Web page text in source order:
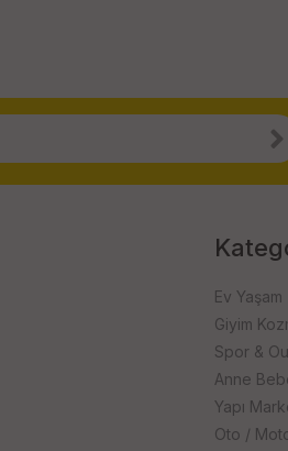
Ev Yaşam
Giyim
Spor &
Anne
Yapı
Oto /